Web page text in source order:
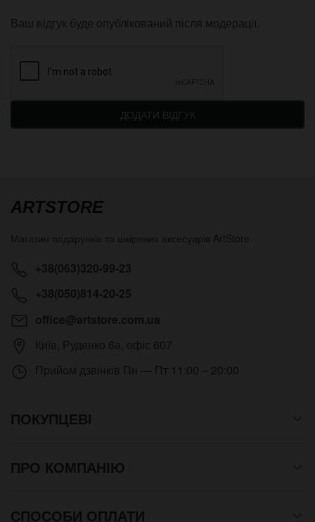
Ваш відгук буде опублікований після модерації.
ДОДАТИ ВІДГУК
ARTSTORE
ПОКУПЦЕВІ
ПРО КОМПАНІЮ
СПОСОБИ ОПЛАТИ